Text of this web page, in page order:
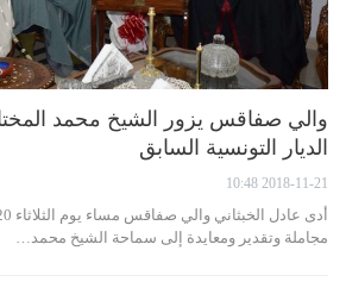
والي صفاقس يزور الشيخ محمد
الديار التونسية السابق
2018-11-21 10:48
مجاملة وتقدير ومعايدة إلى سماحة الشيخ محمد…